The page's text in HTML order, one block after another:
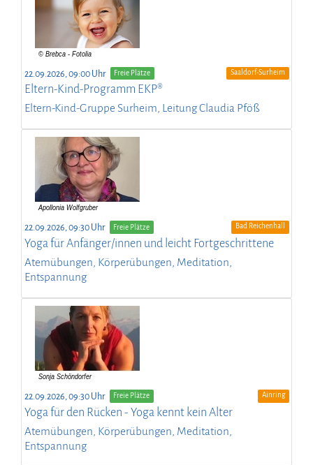
22.09.2026, 09:00 Uhr Freie Plätze Saaldorf-Surheim
Eltern-Kind-Programm EKP®
Eltern-Kind-Gruppe Surheim, Leitung Claudia Pföß
22.09.2026, 09:30 Uhr Freie Plätze Bad Reichenhall
Yoga für Anfänger/innen und leicht Fortgeschrittene
Atemübungen, Körperübungen, Meditation,
Entspannung
22.09.2026, 09:30 Uhr Freie Plätze Ainring
Yoga für den Rücken - Yoga kennt kein Alter
Atemübungen, Körperübungen, Meditation,
Entspannung